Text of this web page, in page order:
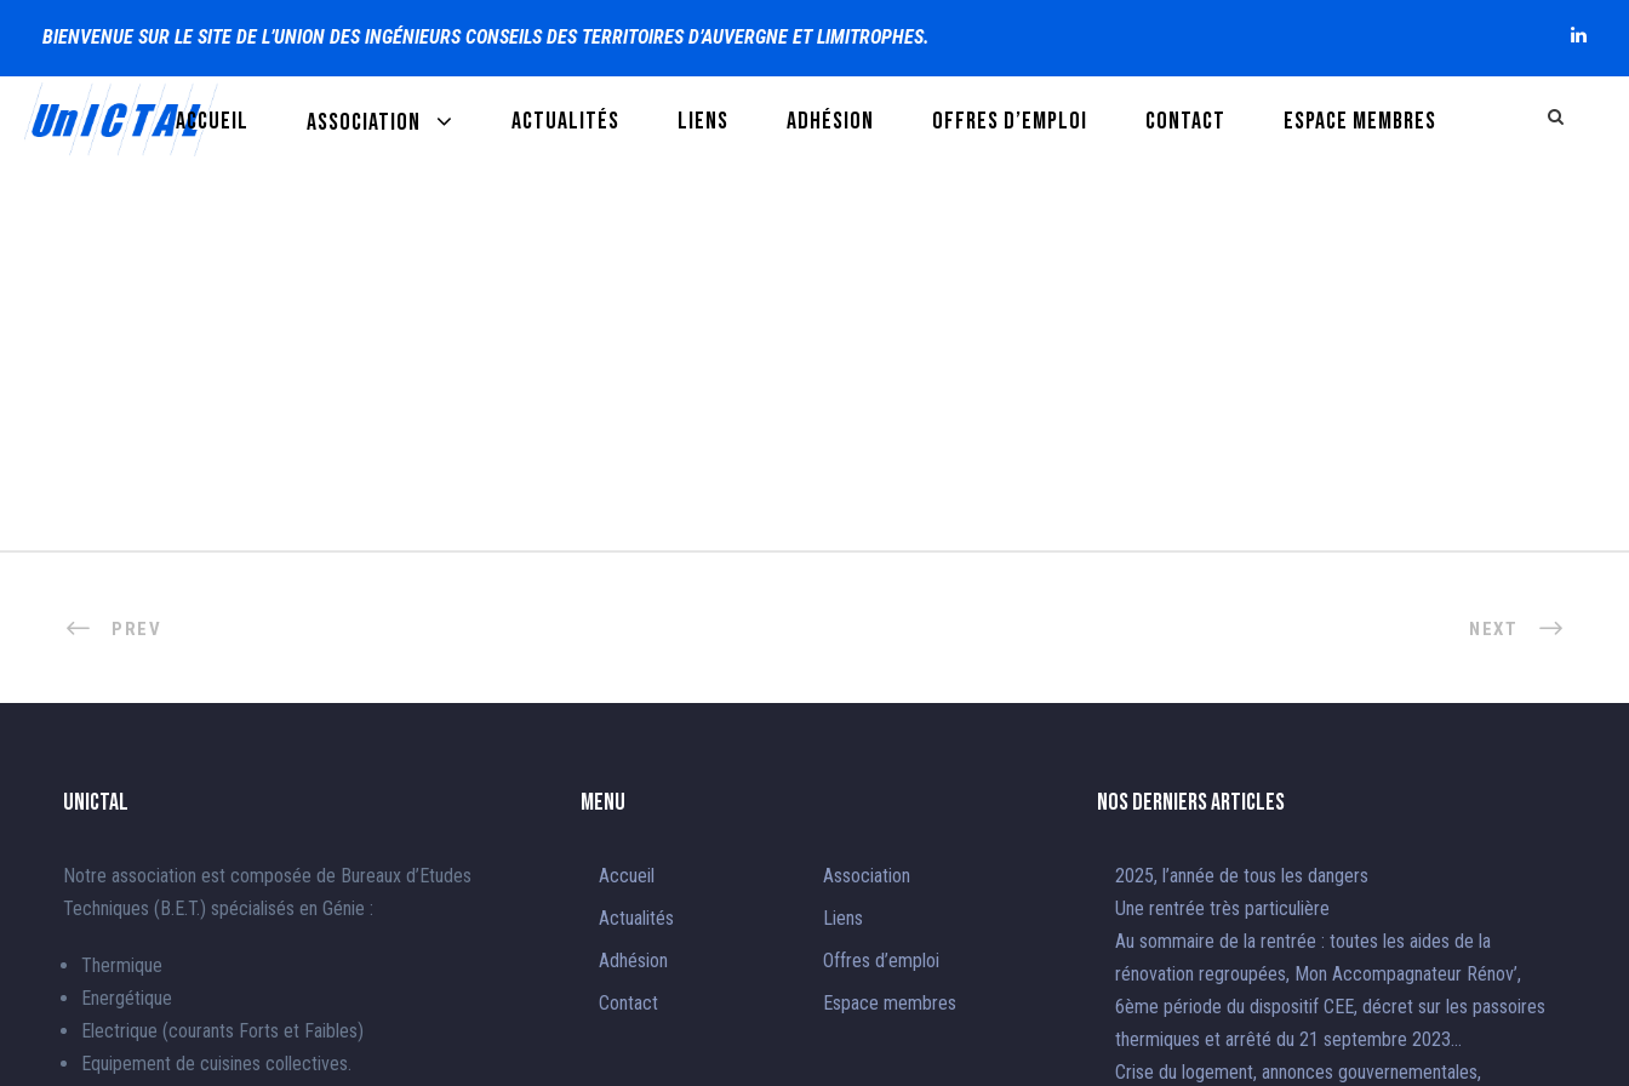
BIENVENUE SUR LE SITE DE L’UNION DES INGÉNIEURS CONSEILS DES TERRITOIRES D’AUVERGNE ET LIMITROPHES.
ACCUEIL ASSOCIATION ACTUALITÉS LIENS ADHÉSION OFFRES D’EMPLOI CONTACT ESPACE MEMBRES
PREV NEXT
UnICTAL
Notre association est composée de Bureaux d’Etudes
Techniques (B.E.T.) spécialisés en Génie :
Thermique
Energétique
Electrique (courants Forts et Faibles)
Equipement de cuisines collectives.
Menu
Accueil
Association
Actualités
Liens
Adhésion
Offres d’emploi
Contact
Espace membres
Nos derniers articles
2025, l’année de tous les dangers
Une rentrée très particulière
Au sommaire de la rentrée : toutes les aides de la
rénovation regroupées, Mon Accompagnateur Rénov’,
6ème période du dispositif CEE, décret sur les passoires
thermiques et arrêté du 21 septembre 2023…
Crise du logement, annonces gouvernementales,